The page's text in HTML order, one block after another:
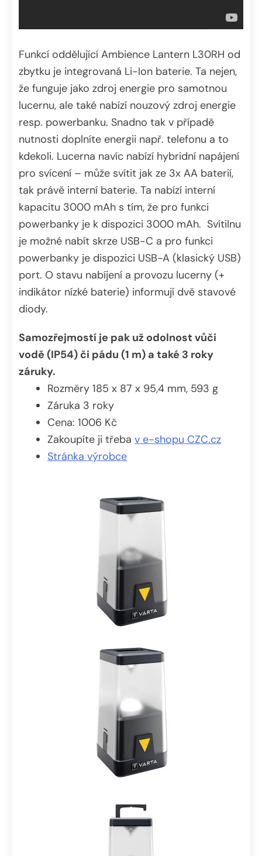
Funkcí oddělující Ambience Lantern L30RH od
zbytku je integrovaná Li-Ion baterie. Ta nejen,
že funguje jako zdroj energie pro samotnou
lucernu, ale také nabízí nouzový zdroj energie
resp. powerbanku. Snadno tak v případě
nutnosti doplníte energii např. telefonu a to
kdekoli. Lucerna navíc nabízí hybridní napájení
pro svícení – může svítit jak ze 3x AA baterií,
tak právě interní baterie. Ta nabízí interní
kapacitu 3000 mAh s tím, že pro funkci
powerbanky je k dispozici 3000 mAh. Svítilnu
je možné nabít skrze USB-C a pro funkci
powerbanky je dispozici USB-A (klasický USB)
port. O stavu nabíjení a provozu lucerny (+
indikátor nízké baterie) informují dvě stavové
diody.
Samozřejmostí je pak už odolnost vůči
vodě (IP54) či pádu (1 m) a také 3 roky
záruky.
Rozměry 185 x 87 x 95,4 mm, 593 g
Záruka 3 roky
Cena: 1006 Kč
Zakoupíte ji třeba v e-shopu CZC.cz
Stránka výrobce